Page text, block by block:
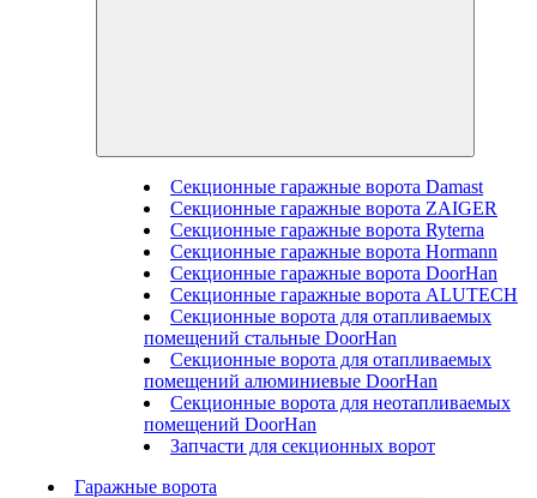
Секционные гаражные ворота Damast
Секционные гаражные ворота ZAIGER
Секционные гаражные ворота Ryterna
Секционные гаражные ворота Hormann
Секционные гаражные ворота DoorHan
Секционные гаражные ворота ALUTECH
Секционные ворота для отапливаемых
помещений стальные DoorHan
Секционные ворота для отапливаемых
помещений алюминиевые DoorHan
Секционные ворота для неотапливаемых
помещений DoorHan
Запчасти для секционных ворот
Гаражные ворота